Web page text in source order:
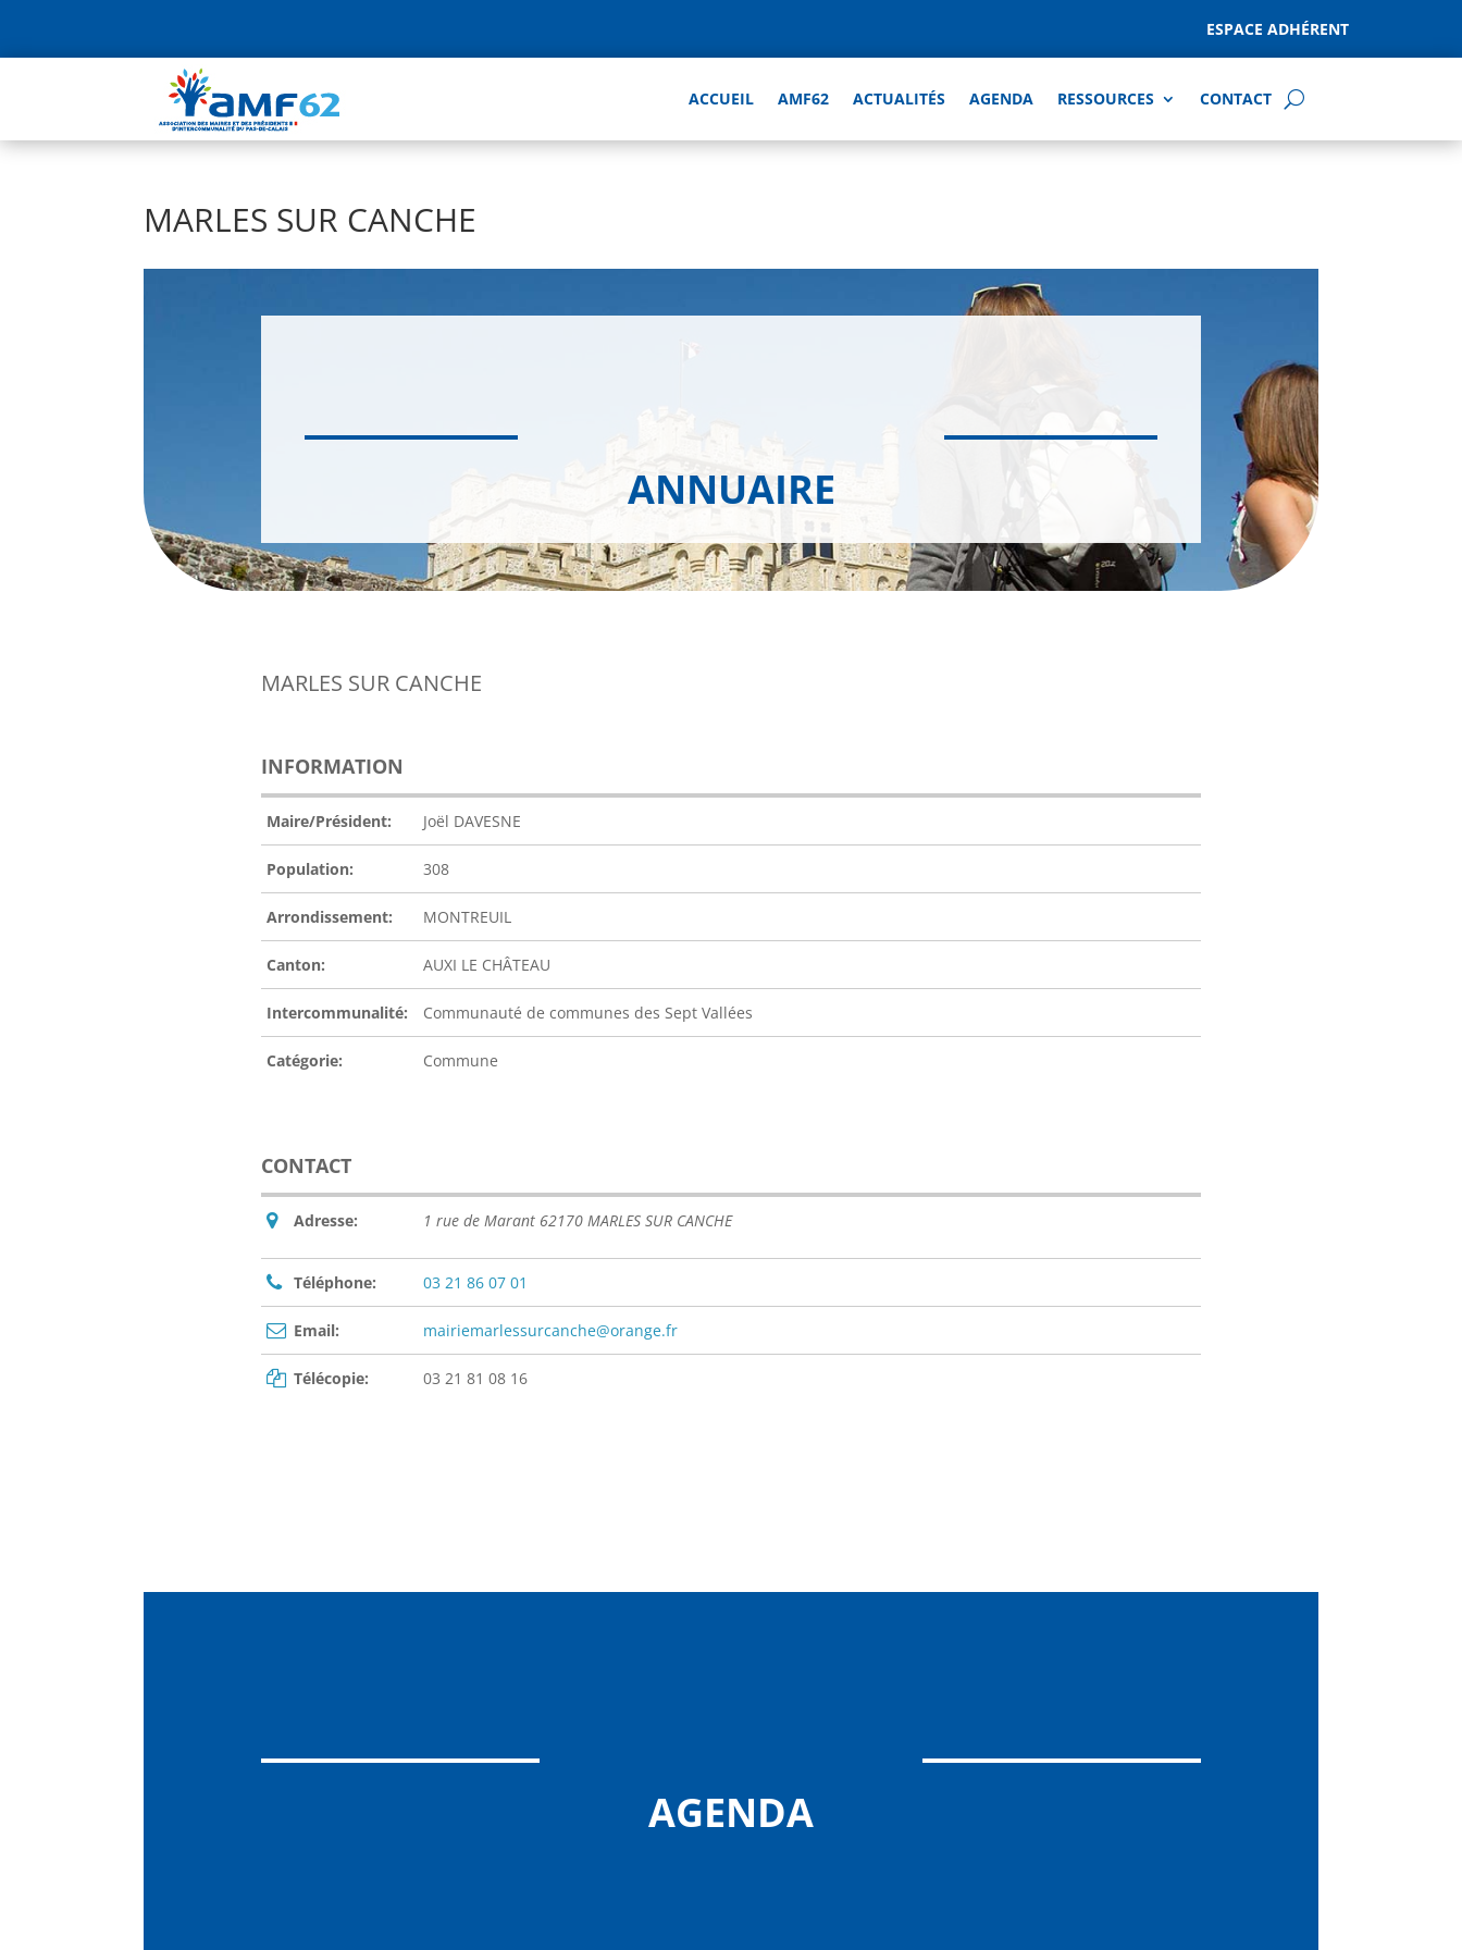
ESPACE ADHÉRENT
ACCUEIL AMF62 ACTUALITÉS AGENDA RESSOURCES CONTACT
MARLES SUR CANCHE
ANNUAIRE
MARLES SUR CANCHE
INFORMATION
Maire/Président: Joël DAVESNE
Population: 308
Arrondissement: MONTREUIL
Canton: AUXI LE CHÂTEAU
Intercommunalité: Communauté de communes des Sept Vallées
Catégorie: Commune
CONTACT
Adresse: 1 rue de Marant 62170 MARLES SUR CANCHE
Téléphone: 03 21 86 07 01
Email: mairiemarlessurcanche@orange.fr
Télécopie: 03 21 81 08 16
AGENDA